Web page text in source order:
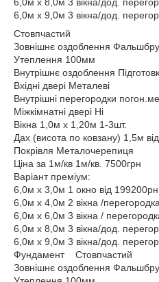
6,0м х 9,0м 3 вікна/дод.
Стовпчастий
Зовнішнє оздоблення
Утеплення 100мм
Внутрішнє оздоблення
Вхідні двері Металеві
Внутрішні перегородки
Міжкімнатні двері Ні
Вікна 1,0м х 1,20м 1-3шт.
Дах (висота по ковзану) 1,5м
Покрівля Металочерепиця
Ціна за 1м/кв 1м/кв. 7500грн
Варіант преміум:
6,0м х 3,0м 1 окно від 199200рн
6,0м х 4,0м 2 вікна /
6,0м х 6,0м 3 вікна /
6,0м х 8,0м 3 вікна/дод.
6,0м х 9,0м 3 вікна/дод.
Фундамент Стовпчастий
Зовнішнє оздоблення